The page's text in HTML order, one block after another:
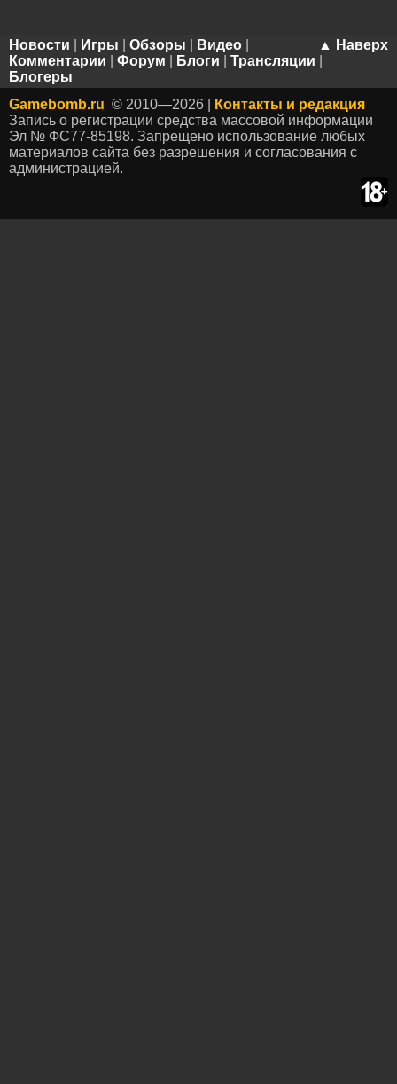
▲ Наверх
Новости Игры Обзоры Видео
Комментарии
Форум Блоги Трансляции
Блогеры
Gamebomb.ru © 2010—2026 |
Контакты и редакция
Запись о регистрации средства массовой информации
Эл № ФС77-85198. Запрещено использование любых
материалов сайта без разрешения и согласования с
администрацией.